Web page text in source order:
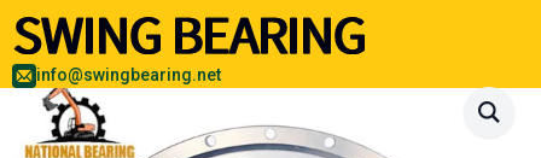
info@swingbearing.net